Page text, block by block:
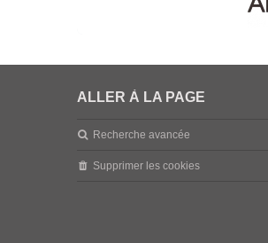
ALLER À LA PAGE
Recherche avancée
Supprimer les cookies